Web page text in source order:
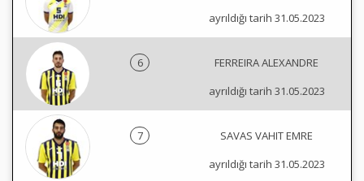
ayrıldığı tarih 31.05.2023
6
FERREIRA ALEXANDRE
ayrıldığı tarih 31.05.2023
7
SAVAS VAHIT EMRE
ayrıldığı tarih 31.05.2023